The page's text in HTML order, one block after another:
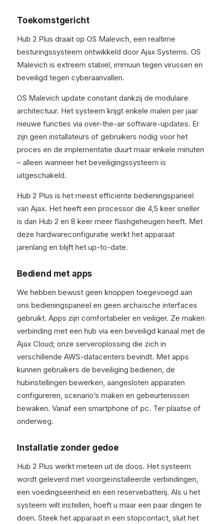
Toekomstgericht
Hub 2 Plus draait op OS Malevich, een realtime
besturingssysteem ontwikkeld door Ajax Systems. OS
Malevich is extreem stabiel, immuun tegen virussen en
beveiligd tegen cyberaanvallen.
OS Malevich update constant dankzij de modulaire
architectuur. Het systeem krijgt enkele malen per jaar
nieuwe functies via over-the-air software-updates. Er
zijn geen installateurs of gebruikers nodig voor het
proces en de implementatie duurt maar enkele minuten
– alleen wanneer het beveiligingssysteem is
uitgeschakeld.
Hub 2 Plus is het meest efficiënte bedieningspaneel
van Ajax. Het heeft een processor die 4,5 keer sneller
is dan Hub 2 en 8 keer meer flashgeheugen heeft. Met
deze hardwareconfiguratie werkt het apparaat
jarenlang en blijft het up-to-date.
Bediend met apps
We hebben bewust geen knoppen toegevoegd aan
ons bedieningspaneel en geen archaïsche interfaces
gebruikt. Apps zijn comfortabeler en veiliger. Ze maken
verbinding met een hub via een beveiligd kanaal met de
Ajax Cloud; onze serveroplossing die zich in
verschillende AWS-datacenters bevindt. Met apps
kunnen gebruikers de beveiliging bedienen, de
hubinstellingen bewerken, aangesloten apparaten
configureren, scenario’s maken en gebeurtenissen
bewaken. Vanaf een smartphone of pc. Ter plaatse of
onderweg.
Installatie zonder gedoe
Hub 2 Plus werkt meteen uit de doos. Het systeem
wordt geleverd met voorgeïnstalleerde verbindingen,
een voedingseenheid en een reservebatterij. Als u het
systeem wilt instellen, hoeft u maar een paar dingen te
doen. Steek het apparaat in een stopcontact, sluit het